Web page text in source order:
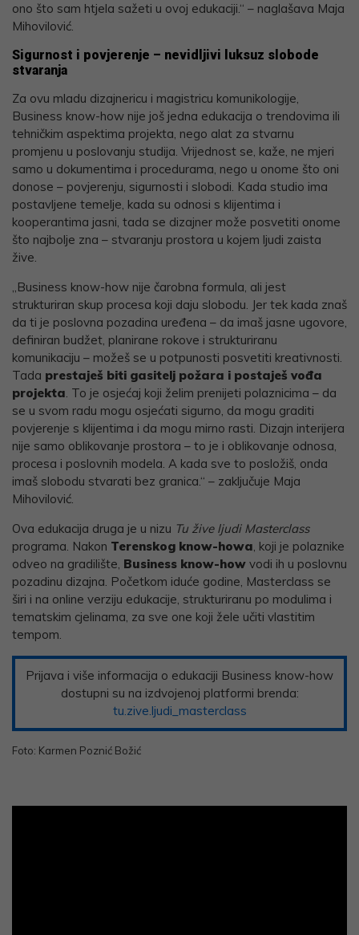
ono što sam htjela sažeti u ovoj edukaciji.“ – naglašava Maja
Mihovilović.
Sigurnost i povjerenje – nevidljivi luksuz slobode
stvaranja
Za ovu mladu dizajnericu i magistricu komunikologije,
Business know-how nije još jedna edukacija o trendovima ili
tehničkim aspektima projekta, nego alat za stvarnu
promjenu u poslovanju studija. Vrijednost se, kaže, ne mjeri
samo u dokumentima i procedurama, nego u onome što oni
donose – povjerenju, sigurnosti i slobodi. Kada studio ima
postavljene temelje, kada su odnosi s klijentima i
kooperantima jasni, tada se dizajner može posvetiti onome
što najbolje zna – stvaranju prostora u kojem ljudi zaista
žive.
„Business know-how nije čarobna formula, ali jest
strukturiran skup procesa koji daju slobodu. Jer tek kada znaš
da ti je poslovna pozadina uređena – da imaš jasne ugovore,
definiran budžet, planirane rokove i strukturiranu
komunikaciju – možeš se u potpunosti posvetiti kreativnosti.
Tada prestaješ biti gasitelj požara i postaješ vođa
projekta. To je osjećaj koji želim prenijeti polaznicima – da
se u svom radu mogu osjećati sigurno, da mogu graditi
povjerenje s klijentima i da mogu mirno rasti. Dizajn interijera
nije samo oblikovanje prostora – to je i oblikovanje odnosa,
procesa i poslovnih modela. A kada sve to posložiš, onda
imaš slobodu stvarati bez granica.“ – zaključuje Maja
Mihovilović.
Ova edukacija druga je u nizu Tu žive ljudi Masterclass
programa. Nakon Terenskog know-howa, koji je polaznike
odveo na gradilište, Business know-how vodi ih u poslovnu
pozadinu dizajna. Početkom iduće godine, Masterclass se
širi i na online verziju edukacije, strukturiranu po modulima i
tematskim cjelinama, za sve one koji žele učiti vlastitim
tempom.
Prijava i više informacija o edukaciji Business know-how
dostupni su na izdvojenoj platformi brenda:
tu.zive.ljudi_masterclass
Foto: Karmen Poznić Božić